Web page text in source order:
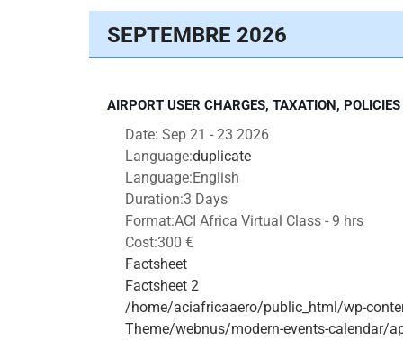
SEPTEMBRE 2026
AIRPORT USER CHARGES, TAXATION,
Date: Sep 21 - 23 2026
Language:duplicate
Language:English
Duration:3 Days
Format:ACI Africa Virtual Class - 9 hrs
Cost:300 €
Factsheet
Factsheet 2
/home/aciafricaaero/public_html/wp-
Theme/webnus/modern-events-calendar/